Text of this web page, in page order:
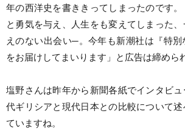
年の西洋史を書ききってしまったのです
と勇気を与え、人生をも変えてしまった
えのない出会い─。今年も新潮社は『特別
をお届けしてまいります」と広告は締めら
塩野さんは昨年から新聞各紙でインタビ
代ギリシアと現代日本との比較について
ていますね。